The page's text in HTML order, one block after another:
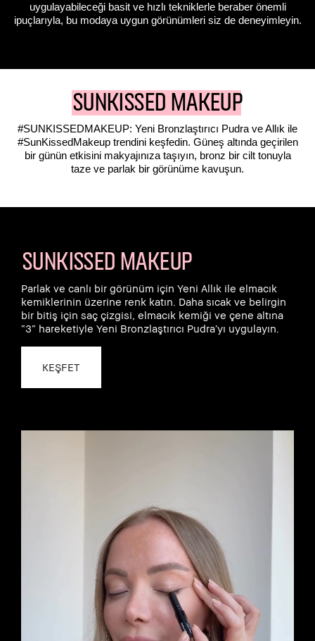
uygulayabileceği basit ve hızlı tekniklerle beraber önemli
ipuçlarıyla, bu modaya uygun görünümleri siz de deneyimleyin.
SUNKISSED MAKEUP
#SUNKISSEDMAKEUP: Yeni Bronzlaştırıcı Pudra ve Allık ile
#SunKissedMakeup trendini keşfedin. Güneş altında geçirilen
bir günün etkisini makyajınıza taşıyın, bronz bir cilt tonuyla
taze ve parlak bir görünüme kavuşun.
SUNKISSED MAKEUP
Parlak ve canlı bir görünüm için Yeni Allık ile elmacık
kemiklerinin üzerine renk katın. Daha sıcak ve belirgin
bir bitiş için saç çizgisi, elmacık kemiği ve çene altına
“3” hareketiyle Yeni Bronzlaştırıcı Pudra’yı uygulayın.
KEŞFET